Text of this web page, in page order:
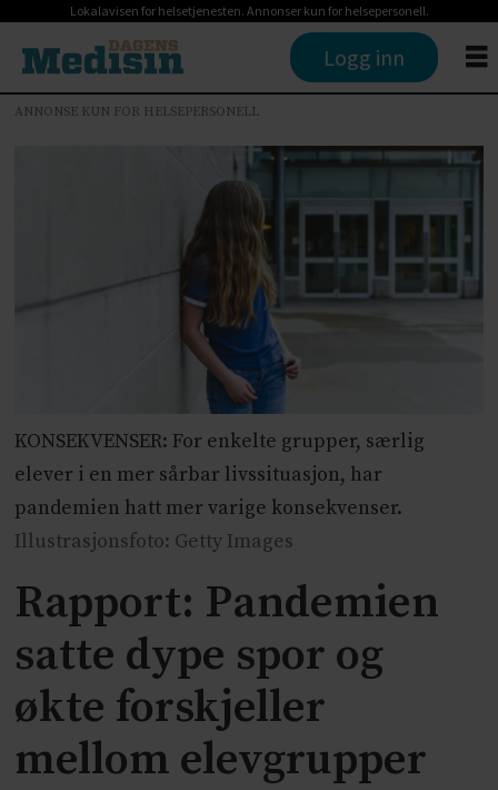
Lokalavisen for helsetjenesten. Annonser kun for helsepersonell.
Logg inn
ANNONSE KUN FOR HELSEPERSONELL
KONSEKVENSER: For enkelte grupper, særlig
elever i en mer sårbar livssituasjon, har
pandemien hatt mer varige konsekvenser.
Illustrasjonsfoto: Getty Images
Rapport: Pandemien
satte dype spor og
økte forskjeller
mellom elevgrupper